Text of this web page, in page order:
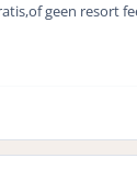
geen resort